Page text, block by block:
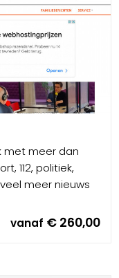
met meer dan
112, politiek,
meer nieuws
vanaf € 260,00